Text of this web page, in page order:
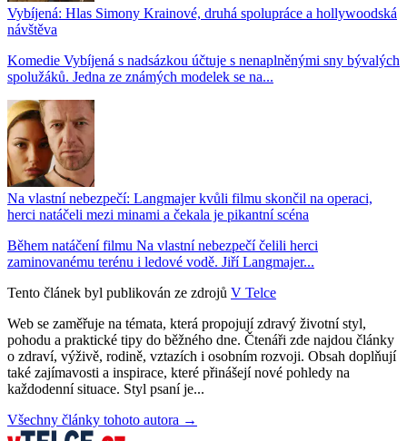
Vybíjená: Hlas Simony Krainové, druhá spolupráce a hollywoodská
návštěva
Komedie Vybíjená s nadsázkou účtuje s nenaplněnými sny bývalých
spolužáků. Jedna ze známých modelek se na...
Na vlastní nebezpečí: Langmajer kvůli filmu skončil na operaci,
herci natáčeli mezi minami a čekala je pikantní scéna
Během natáčení filmu Na vlastní nebezpečí čelili herci
zaminovanému terénu i ledové vodě. Jiří Langmajer...
Tento článek byl publikován ze zdrojů V Telce
Web se zaměřuje na témata, která propojují zdravý životní styl,
pohodu a praktické tipy do běžného dne. Čtenáři zde najdou články
o zdraví, výživě, rodině, vztazích i osobním rozvoji. Obsah doplňují
také zajímavosti a inspirace, které přinášejí nové pohledy na
každodenní situace. Styl psaní je...
Všechny články tohoto autora →